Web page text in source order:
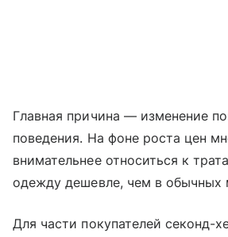
Главная причина — изменение
поведения. На фоне роста цен
внимательнее относиться к
одежду дешевле, чем в обычных
Для части покупателей секонд-